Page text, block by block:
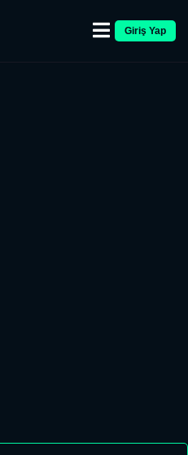
Giriş Yap